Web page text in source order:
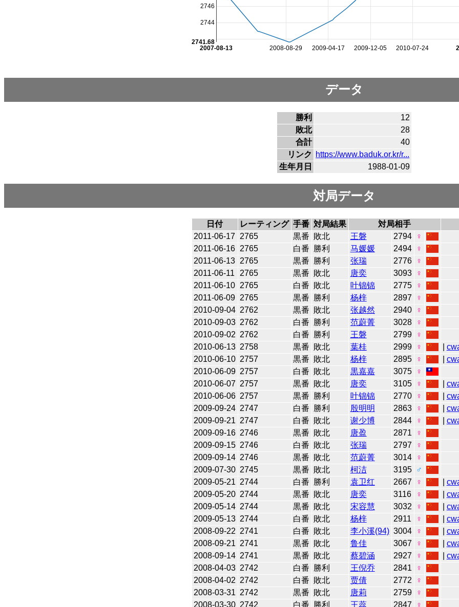
2008-08-29 2009-04-17 2009-12-05 2010-07-24
2007-08-13
2744
2746
2741.68
データ
勝利
12
敗北
28
合計
40
リンク
https://www.baduk.or.kr/r...
生年月日
1988-01-09
対局データ
日付 レーティング 手番 対局結果 対局相手
2011-06-17
2765 黒番 敗北 王磐 2794
♀
2011-06-16
2765 白番 勝利 马媛媛 2494
♀
2011-06-13
2765 黒番 勝利 张瑞 2776
♀
2011-06-11
2765 黒番 敗北 唐奕 3093
♀
2011-06-10
2765 白番 敗北 叶锦锦 2775
♀
2011-06-09
2765 黒番 勝利 杨梓 2897
♀
2010-09-04 2762 黒番 敗北 张越然 2940
♀
2010-09-03 2762 白番 勝利 范蔚菁 3028
♀
2010-09-02 2762 白番 勝利 王磐 2799
♀
2010-06-13 2758 黒番 敗北 葉桂 2999 ♀
2010-06-10 2757 黒番 敗北 杨梓 2895 ♀
2010-06-09 2757 白番 敗北 黒嘉嘉 3075
♀
2010-06-07 2757 黒番 敗北 唐奕 3105 ♀
2010-06-06 2757 黒番 勝利 叶锦锦 2770 ♀
2009-09-24 2747 白番 勝利 殷明明 2863 ♀
2009-09-21 2747 白番 敗北 谢少博 2844 ♀
2009-09-16 2746 黒番 敗北 唐盈 2871
♀
2009-09-15 2746 白番 敗北 张瑞 2797
♀
2009-09-14 2746 黒番 敗北 范蔚菁 3014
♀
2009-07-30 2745 黒番 敗北 柯洁 3195
♂
2009-05-21 2744 白番 勝利 袁卫红 2667 ♀
2009-05-20 2744 黒番 敗北 唐奕 3116 ♀
2009-05-14 2744 黒番 敗北 宋容慧 3032 ♀
2009-05-13 2744 白番 敗北 杨梓 2911 ♀
2008-09-22 2741 白番 敗北 李小溪(94) 3004 ♀
2008-09-21 2741 黒番 敗北 鲁佳 3067 ♀
2008-09-14 2741 黒番 敗北 蔡碧涵 2927 ♀
2008-04-03 2742 白番 勝利 王倪乔 2841
♀
2008-04-02 2742 白番 敗北 贾倩 2772
♀
2008-03-31 2742 黒番 敗北 唐莉 2759
♀
2008-03-30 2742 白番 勝利 王蕊 2847 ♀